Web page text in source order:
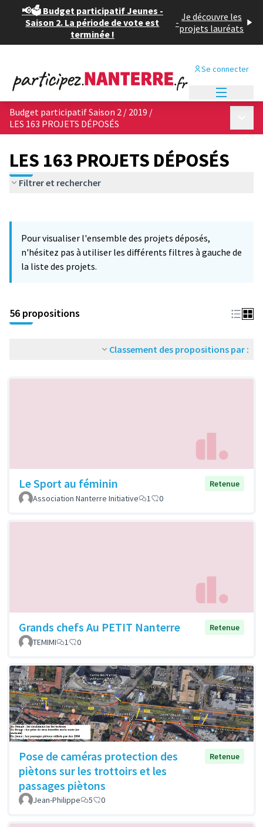
📢🗳️ Budget participatif Jeunes -
Saison 2. La période de vote est
terminée !
- Je découvre les
projets lauréats
Se connecter
Budget participatif Saison 2 / 2019 /
LES 163 PROJETS DÉPOSÉS
LES 163 PROJETS DÉPOSÉS
Filtrer et rechercher
−
Pour visualiser l'ensemble des projets déposés,
n'hésitez pas à utiliser les différents filtres à gauche de
la liste des projets.
56 propositions
Classement des propositions par :
Le Sport au féminin
Retenue
Association Nanterre Initiative
1 0
Grands chefs Au PETIT Nanterre
Retenue
TEMIMI
1 0
Pose de caméras protection des
piètons sur les trottoirs et les
passages piètons
Retenue
Jean-Philippe 5 0